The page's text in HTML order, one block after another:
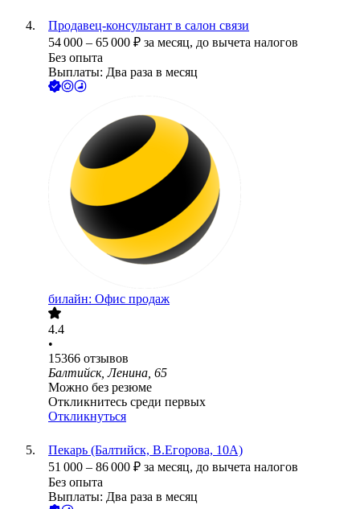
Продавец-консультант в салон связи
54 000 – 65 000 ₽ за месяц, до вычета налогов
Без опыта
Выплаты: Два раза в месяц
билайн: Офис продаж
4.4
•
15366 отзывов
Балтийск, Ленина, 65
Можно без резюме
Откликнитесь среди первых
Откликнуться
Пекарь (Балтийск, В.Егорова, 10А)
51 000 – 86 000 ₽ за месяц, до вычета налогов
Без опыта
Выплаты: Два раза в месяц